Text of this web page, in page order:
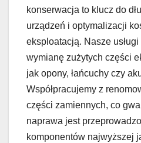
konserwacja to klucz do
urządzeń i optymalizacji
eksploatacją. Nasze
wymianę zużytych części
jak opony, łańcuchy czy
Współpracujemy z
części zamiennych, co
naprawa jest
komponentów najwyższej